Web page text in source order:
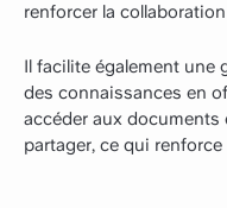
renforcer la
Il facilite également une
des connaissances en
accéder aux
partager, ce qui